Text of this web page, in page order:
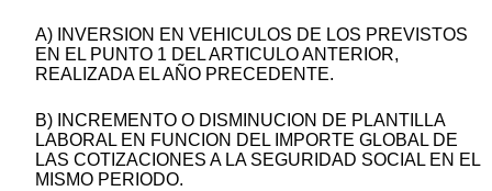
A) INVERSION EN VEHICULOS DE LOS PREVISTOS
EN EL PUNTO 1 DEL ARTICULO ANTERIOR,
REALIZADA EL AÑO PRECEDENTE.
B) INCREMENTO O DISMINUCION DE PLANTILLA
LABORAL EN FUNCION DEL IMPORTE GLOBAL DE
LAS COTIZACIONES A LA SEGURIDAD SOCIAL EN EL
MISMO PERIODO.